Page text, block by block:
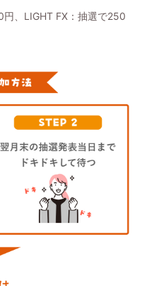
円、LIGHT FX：抽選で250